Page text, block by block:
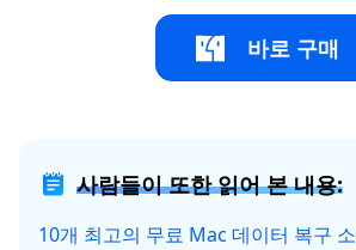
바로 구매
사람들이 또한 읽어 본 내용:
10개 최고의 무료 Mac 데이터 복구